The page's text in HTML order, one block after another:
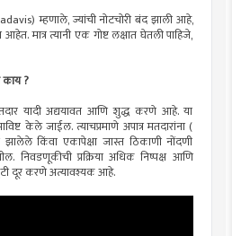
म्हणाले, ज्यांची नोटचोरी बंद झाली आहे,
मात्र त्यानी एक गोष्ट लक्षात घेतली पाहिजे,
काय ?
यादी अद्ययावत आणि शुद्ध करणे आहे. या
केले जाईल. त्याचप्रमाणे अपात्र मतदारांना (
किंवा एकापेक्षा जास्त ठिकाणी नोंदणी
प्रक्रिया अधिक निष्पक्ष आणि
दूर करणे अत्यावश्यक आहे.